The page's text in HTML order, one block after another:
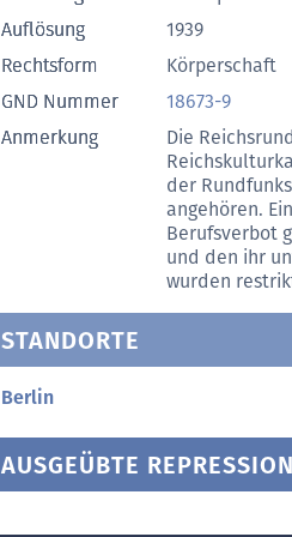
Auflösung
1939
Rechtsform
Körperschaft
GND Nummer
18673-9
Anmerkung
Die
der
angehören.
Berufsverbot
und den ihr
wurden
STANDORTE
Berlin
AUSGEÜBTE